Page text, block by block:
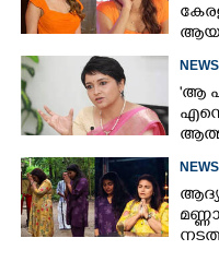
NEWS
'ആ
NEWS